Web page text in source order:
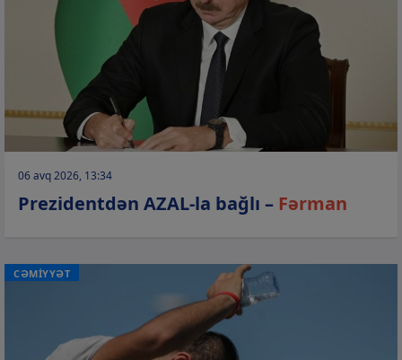
06 avq 2026, 13:34
Prezidentdən AZAL-la bağlı – Fərman
CƏMİYYƏT